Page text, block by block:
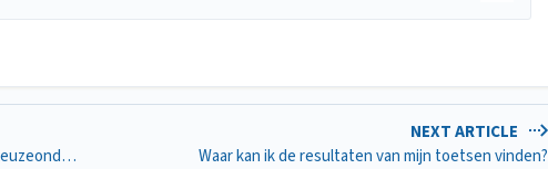
Hoe doe ik een voorinschrijving met voorkeuren voor keuzeonderwijs?
NEXT ARTICLE
Waar kan ik de resultaten van mijn toetsen vinden?